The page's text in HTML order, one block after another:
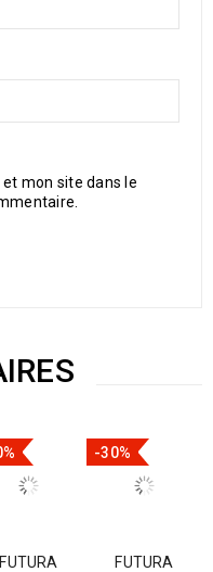
mon site dans le
FUTURA
-30%
FUTURA